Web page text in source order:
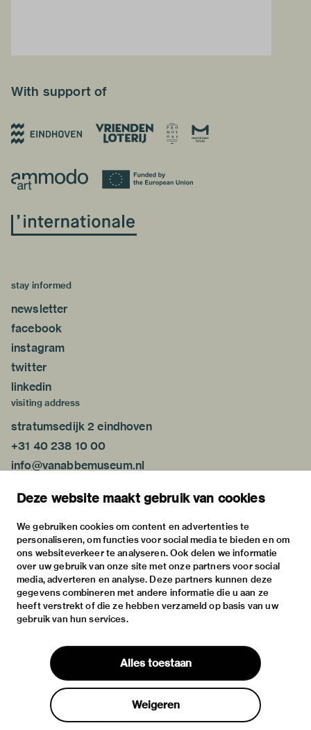
Deze website maakt gebruik van cookies
We gebruiken cookies om content en advertenties te
personaliseren, om functies voor social media te bieden en om
ons websiteverkeer te analyseren. Ook delen we informatie
over uw gebruik van onze site met onze partners voor social
media, adverteren en analyse. Deze partners kunnen deze
gegevens combineren met andere informatie die u aan ze
heeft verstrekt of die ze hebben verzameld op basis van uw
gebruik van hun services.
Alles toestaan
Weigeren
With support of
stay informed
newsletter
facebook
instagram
twitter
linkedin
visiting address
stratumsedijk 2 eindhoven
+31 40 238 10 00
info@vanabbemuseum.nl
exhibitions
activities
practical information
about
the museum
the collection
foundations & partners
contact
house rules
privacy & cookies
disclaimer & colophon